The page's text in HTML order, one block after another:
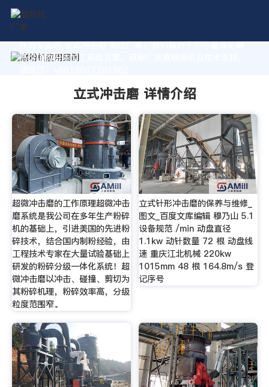
作为专业的 立式冲击磨 制造厂家，我们致力于为您量身定制
高价值的粉体加工系统方案。获取厂家直销报价及技术支持，
立式冲击磨 详情介绍
超微冲击磨的工作原理超微冲击
磨系统是我公司在多年生产粉碎
机的基础上，引进美国的先进粉
碎技术，结合国内制粉经验，由
工程技术专家在大量试验基础上
研发的粉碎分级一体化系统！超
微冲击磨以冲击、碰撞、剪切为
其粉碎机理，粉碎效率高，分级
粒度范围窄。
立式针形冲击磨的保养与维修_
图文_百度文库编辑 穆乃山 5.1
设备规范 /min 动盘直径
1.1kw 动针数量 72 根 动盘线
速 重庆江北机械 220kw
1015mm 48 根 164.8m/s 登
记序号